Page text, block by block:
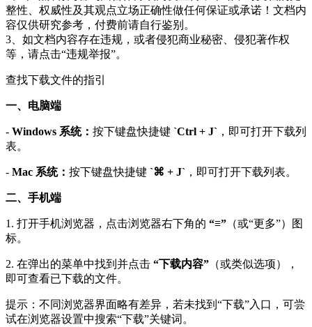
整性、权威性及其观点立场正确性做任何保证或承诺！文档内
容仅供研究参考，付费前请自行鉴别。
3、如文档内容存在违规，或者侵犯商业秘密、侵犯著作权
等，请点击“违规举报”。
查找下载文件的指引
一、电脑端
- Windows 系统： 按下键盘快捷键 `Ctrl + J` ，即可打开下载列
表。
- Mac 系统： 按下键盘快捷键 `⌘ + J` ，即可打开下载列表。
二、手机端
1. 打开手机浏览器，点击浏览器右下角的 “≡” （或“更多”）图
标。
2. 在弹出的菜单中找到并点击 “下载内容” （或类似选项），
即可查看已下载的文件。
提示：不同浏览器界面略有差异，若未找到“下载”入口，可尝
试在浏览器设置中搜索“下载”关键词。